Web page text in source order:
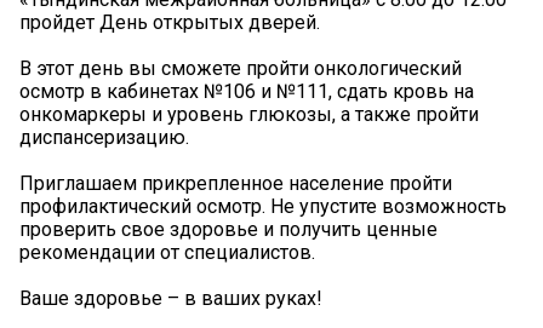
пройдет День открытых дверей.
В этот день вы сможете пройти онкологический
осмотр в кабинетах №106 и №111, сдать кровь на
онкомаркеры и уровень глюкозы, а также пройти
диспансеризацию.
Приглашаем прикрепленное население пройти
профилактический осмотр. Не упустите возможность
проверить свое здоровье и получить ценные
рекомендации от специалистов.
Ваше здоровье – в ваших руках!